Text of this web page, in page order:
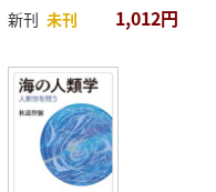
新刊 未刊 1,012円